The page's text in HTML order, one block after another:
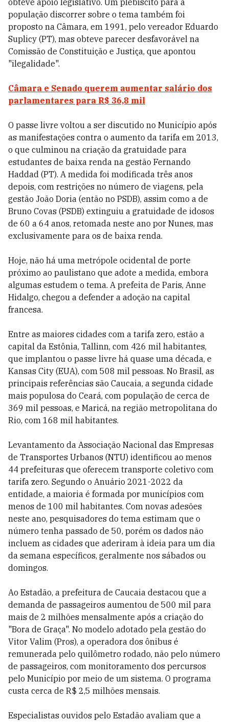
obteve apoio legislativo. Um plebiscito para a
população discorrer sobre o tema também foi
proposto na Câmara, em 1991, pelo vereador Eduardo
Suplicy (PT), mas obteve parecer desfavorável na
Comissão de Constituição e Justiça, que apontou
"ilegalidade".
Câmara e Senado querem aumentar salário dos
parlamentares para R$ 36,8 mil
O passe livre voltou a ser discutido no Município após
as manifestações contra o aumento da tarifa em 2013,
o que culminou na criação da gratuidade para
estudantes de baixa renda na gestão Fernando
Haddad (PT). A medida foi modificada três anos
depois, com restrições no número de viagens, pela
gestão João Doria (então no PSDB), assim como a de
Bruno Covas (PSDB) extinguiu a gratuidade de idosos
de 60 a 64 anos, retomada neste ano por Nunes, mas
exclusivamente para os de baixa renda.
Hoje, não há uma metrópole ocidental de porte
próximo ao paulistano que adote a medida, embora
algumas estudem o tema. A prefeita de Paris, Anne
Hidalgo, chegou a defender a adoção na capital
francesa.
Entre as maiores cidades com a tarifa zero, estão a
capital da Estônia, Tallinn, com 426 mil habitantes,
que implantou o passe livre há quase uma década, e
Kansas City (EUA), com 508 mil pessoas. No Brasil, as
principais referências são Caucaia, a segunda cidade
mais populosa do Ceará, com população de cerca de
369 mil pessoas, e Maricá, na região metropolitana do
Rio, com 168 mil habitantes.
Levantamento da Associação Nacional das Empresas
de Transportes Urbanos (NTU) identificou ao menos
44 prefeituras que oferecem transporte coletivo com
tarifa zero. Segundo o Anuário 2021-2022 da
entidade, a maioria é formada por municípios com
menos de 100 mil habitantes. Com novas adesões
neste ano, pesquisadores do tema estimam que o
número tenha passado de 50, porém os dados não
incluem as cidades que aderiram à ideia para um dia
da semana específicos, geralmente nos sábados ou
domingos.
Ao Estadão, a prefeitura de Caucaia destacou que a
demanda de passageiros aumentou de 500 mil para
mais de 2 milhões mensalmente após a criação do
"Bora de Graça". No modelo adotado pela gestão do
Vitor Valim (Pros), a operadora dos ônibus é
remunerada pelo quilômetro rodado, não pelo número
de passageiros, com monitoramento dos percursos
pelo Município por meio de um sistema. O programa
custa cerca de R$ 2,5 milhões mensais.
Especialistas ouvidos pelo Estadão avaliam que a